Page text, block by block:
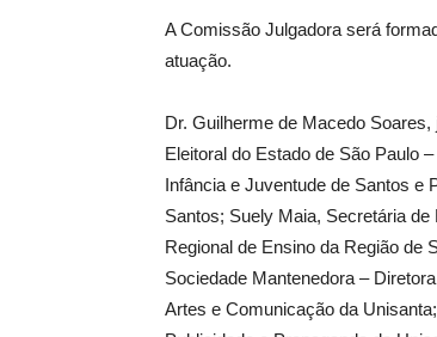
A Comissão Julgadora será
atuação.
Dr. Guilherme de Macedo
Eleitoral do Estado de São Paulo
Infância e Juventude de Santos e
Santos; Suely Maia, Secretária
Regional de Ensino da Região de
Sociedade Mantenedora –
Artes e Comunicação da